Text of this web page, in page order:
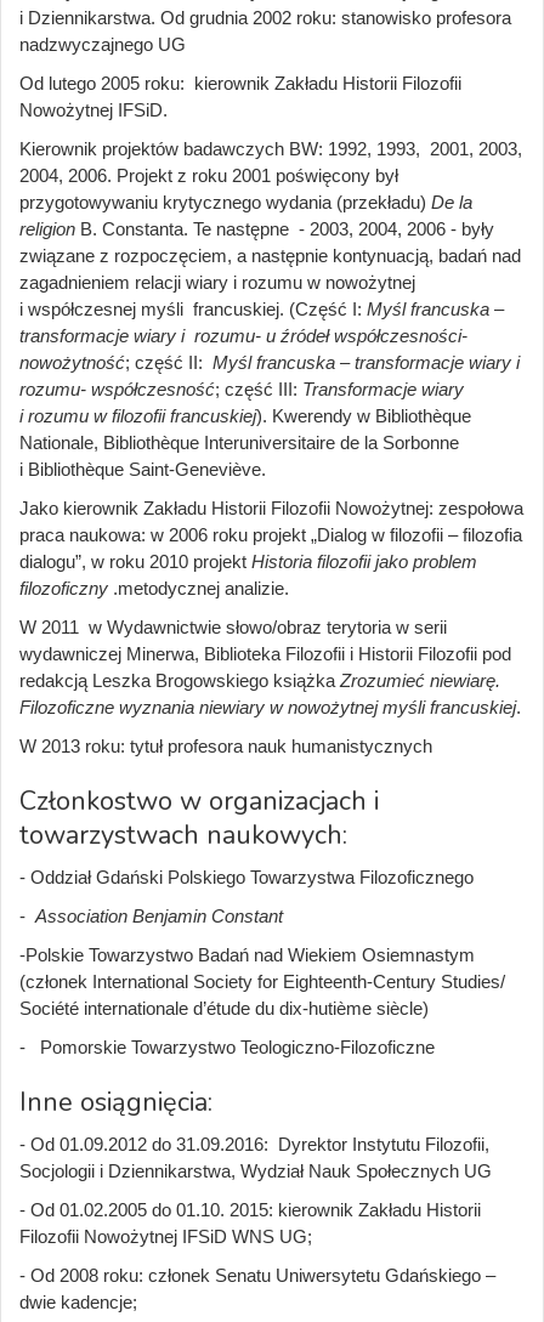
i Dziennikarstwa. Od grudnia 2002 roku: stanowisko profesora
nadzwyczajnego UG
Od lutego 2005 roku: kierownik Zakładu Historii Filozofii
Nowożytnej IFSiD.
Kierownik projektów badawczych BW: 1992, 1993, 2001, 2003,
2004, 2006. Projekt z roku 2001 poświęcony był
przygotowywaniu krytycznego wydania (przekładu) De la
religion B. Constanta. Te następne - 2003, 2004, 2006 - były
związane z rozpoczęciem, a następnie kontynuacją, badań nad
zagadnieniem relacji wiary i rozumu w nowożytnej
i współczesnej myśli francuskiej. (Część I: Myśl francuska –
transformacje wiary i rozumu- u źródeł współczesności-
nowożytność; część II: Myśl francuska – transformacje wiary i
rozumu- współczesność; część III: Transformacje wiary
i rozumu w filozofii francuskiej). Kwerendy w Bibliothèque
Nationale, Bibliothèque Interuniversitaire de la Sorbonne
i Bibliothèque Saint-Geneviève.
Jako kierownik Zakładu Historii Filozofii Nowożytnej: zespołowa
praca naukowa: w 2006 roku projekt „Dialog w filozofii – filozofia
dialogu”, w roku 2010 projekt Historia filozofii jako problem
filozoficzny .metodycznej analizie.
W 2011 w Wydawnictwie słowo/obraz terytoria w serii
wydawniczej Minerwa, Biblioteka Filozofii i Historii Filozofii pod
redakcją Leszka Brogowskiego książka Zrozumieć niewiarę.
Filozoficzne wyznania niewiary w nowożytnej myśli francuskiej.
W 2013 roku: tytuł profesora nauk humanistycznych
Członkostwo w organizacjach i
towarzystwach naukowych:
- Oddział Gdański Polskiego Towarzystwa Filozoficznego
- Association Benjamin Constant
-Polskie Towarzystwo Badań nad Wiekiem Osiemnastym
(członek International Society for Eighteenth-Century Studies/
Société internationale d’étude du dix-hutième siècle)
- Pomorskie Towarzystwo Teologiczno-Filozoficzne
Inne osiągnięcia:
- Od 01.09.2012 do 31.09.2016: Dyrektor Instytutu Filozofii,
Socjologii i Dziennikarstwa, Wydział Nauk Społecznych UG
- Od 01.02.2005 do 01.10. 2015: kierownik Zakładu Historii
Filozofii Nowożytnej IFSiD WNS UG;
- Od 2008 roku: członek Senatu Uniwersytetu Gdańskiego –
dwie kadencje;